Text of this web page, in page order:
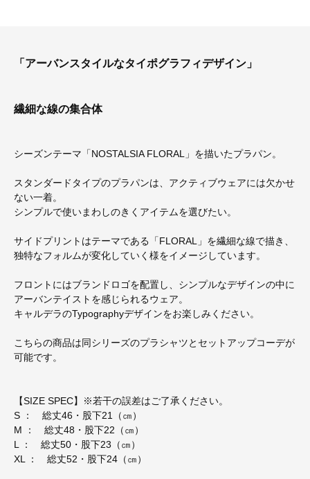
「アーバンスタイルなタイポグラフィデザイン」
繊細な線の集合体
シーズンテーマ「NOSTALSIA FLORAL」を描いたプラパン。
スタンダードタイプのプラパンは、アクティブウェアには欠かせ
ない一着。
シンプルで使いまわしのきくアイテムを選びたい。
サイドプリントはテーマである「FLORAL」を繊細な線で描き、
独特なフォルムが変化していく様をイメージしています。
フロントにはブランドロゴを配置し、シンプルなデザインの中に
アーバンテイストを感じられるウェア。
キャルデラのTypographyデザインをお楽しみください。
こちらの商品は同シリーズのプラシャツとセットアップコーデが
可能です。
【SIZE SPEC】※若干の誤差はご了承ください。
S ： 総丈46・股下21（㎝）
M ： 総丈48・股下22（㎝）
L ： 総丈50・股下23（㎝）
XL ： 総丈52・股下24（㎝）